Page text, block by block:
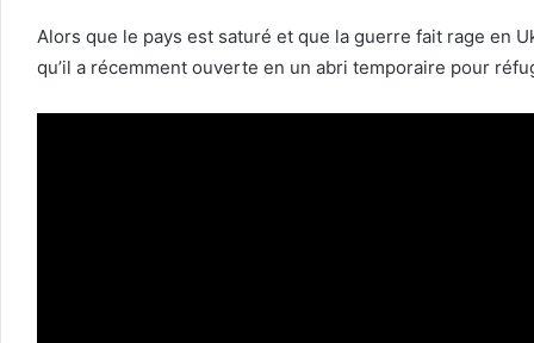
Alors que le pays est saturé et que la guerre fait rage en
qu’il a récemment ouverte en un abri temporaire pour